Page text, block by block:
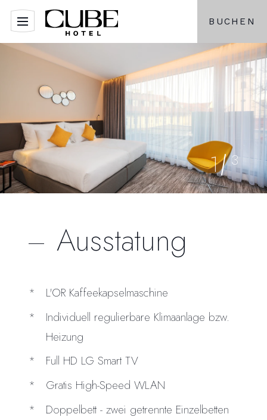
BUCHEN
1 3
Ausstatung
L'OR Kaffeekapselmaschine
Individuell regulierbare Klimaanlage bzw.
Heizung
Full HD LG Smart TV
Gratis High-Speed WLAN
Doppelbett - zwei getrennte Einzelbetten